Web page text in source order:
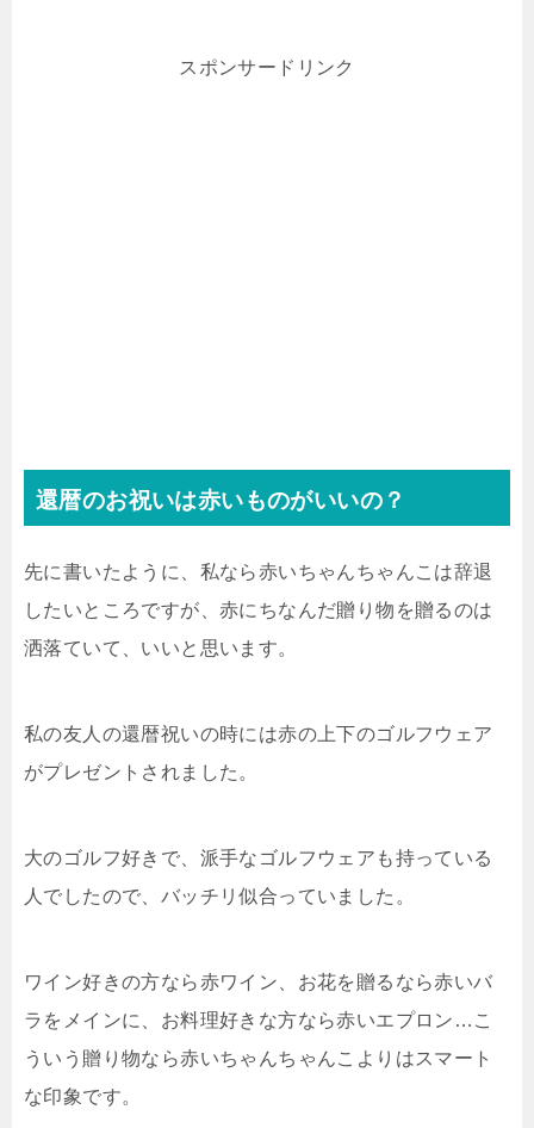
スポンサードリンク
還暦のお祝いは赤いものがいいの？
先に書いたように、私なら赤いちゃんちゃんこは辞退
したいところですが、赤にちなんだ贈り物を贈るのは
洒落ていて、いいと思います。
私の友人の還暦祝いの時には赤の上下のゴルフウェア
がプレゼントされました。
大のゴルフ好きで、派手なゴルフウェアも持っている
人でしたので、バッチリ似合っていました。
ワイン好きの方なら赤ワイン、お花を贈るなら赤いバ
ラをメインに、お料理好きな方なら赤いエプロン…こ
ういう贈り物なら赤いちゃんちゃんこよりはスマート
な印象です。